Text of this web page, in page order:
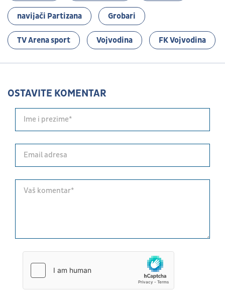
navijači Partizana Grobari
TV Arena sport Vojvodina FK Vojvodina
OSTAVITE KOMENTAR